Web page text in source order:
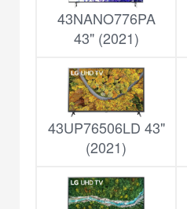
43NANO776PA
43" (2021)
43UP76506LD 43"
(2021)